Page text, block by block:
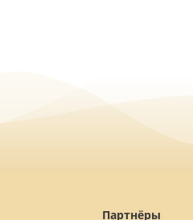
Партнёры